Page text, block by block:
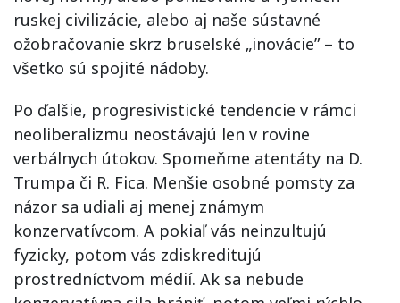
ruskej civilizácie, alebo aj naše sústavné
ožobračovanie skrz bruselské „inovácie” – to
všetko sú spojité nádoby.
Po ďalšie, progresivistické tendencie v rámci
neoliberalizmu neostávajú len v rovine
verbálnych útokov. Spomeňme atentáty na D.
Trumpa či R. Fica. Menšie osobné pomsty za
názor sa udiali aj menej známym
konzervatívcom. A pokiaľ vás neinzultujú
fyzicky, potom vás zdiskreditujú
prostredníctvom médií. Ak sa nebude